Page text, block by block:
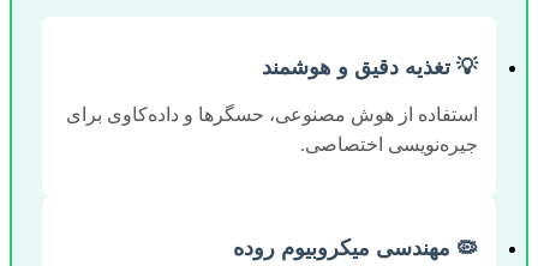
💡 تغذیه دقیق و هوشمند
استفاده از هوش مصنوعی، حسگرها و داده‌کاوی برای
جیره‌نویسی اختصاصی.
🦠 مهندسی میکروبیوم روده